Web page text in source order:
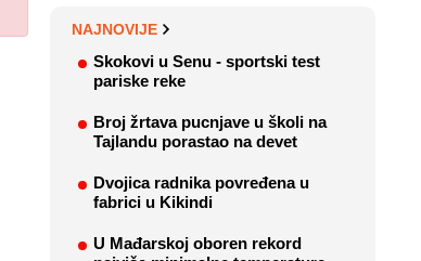
NAJNOVIJE
Skokovi u Senu - sportski test
pariske reke
Broj žrtava pucnjave u školi na
Tajlandu porastao na devet
Dvojica radnika povređena u
fabrici u Kikindi
U Mađarskoj oboren rekord